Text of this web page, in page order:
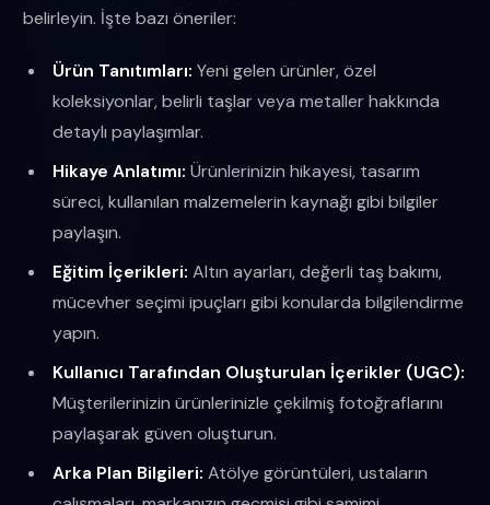
belirleyin. İşte bazı öneriler:
Ürün Tanıtımları: Yeni gelen ürünler, özel
koleksiyonlar, belirli taşlar veya metaller hakkında
detaylı paylaşımlar.
Hikaye Anlatımı: Ürünlerinizin hikayesi, tasarım
süreci, kullanılan malzemelerin kaynağı gibi bilgiler
paylaşın.
Eğitim İçerikleri: Altın ayarları, değerli taş bakımı,
mücevher seçimi ipuçları gibi konularda bilgilendirme
yapın.
Kullanıcı Tarafından Oluşturulan İçerikler (UGC):
Müşterilerinizin ürünlerinizle çekilmiş fotoğraflarını
paylaşarak güven oluşturun.
Arka Plan Bilgileri: Atölye görüntüleri, ustaların